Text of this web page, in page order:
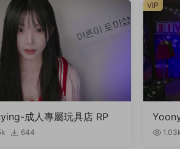
成人專屬玩具店 RP
644
t.未公
VIP